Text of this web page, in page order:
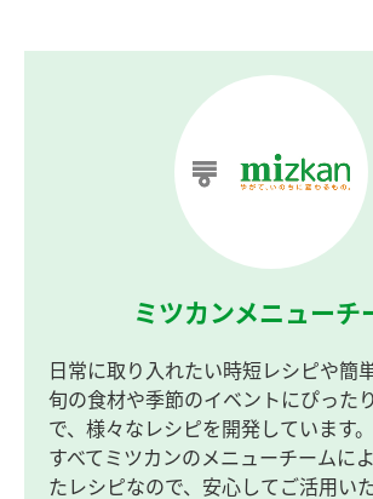
ミツカンメニューチ
日常に取り入れたい時短レシピや簡
旬の食材や季節のイベントにぴった
で、様々なレシピを開発しています。
すべてミツカンのメニューチームに
たレシピなので、安心してご活用いた